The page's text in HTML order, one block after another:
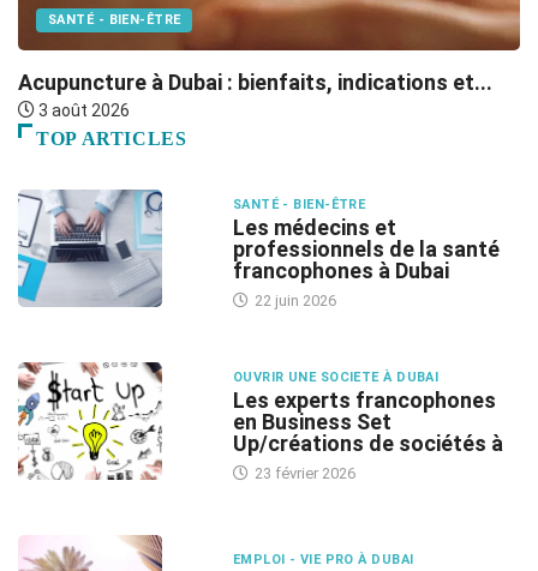
SANTÉ - BIEN-ÊTRE
Acupuncture à Dubai : bienfaits, indications et...
3 août 2026
TOP ARTICLES
SANTÉ - BIEN-ÊTRE
Les médecins et
professionnels de la santé
francophones à Dubai
22 juin 2026
OUVRIR UNE SOCIETE À DUBAI
Les experts francophones
en Business Set
Up/créations de sociétés à
23 février 2026
EMPLOI - VIE PRO À DUBAI